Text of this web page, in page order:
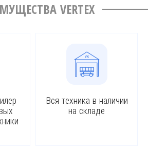
VERTEX
Вся техника в наличии
на складе